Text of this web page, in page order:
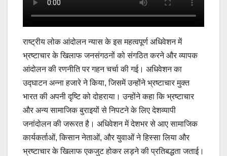
राष्ट्रीय लोक आंदोलन न्यास के इस महत्वपूर्ण अधिवेशन में
भ्रष्टाचार के खिलाफ जनसंगठनों को संगठित करने और व्यापक
आंदोलन की रणनीति पर गहन चर्चा की गई। अधिवेशन का
उद्घाटन अन्ना हजारे ने किया, जिसमें उन्होंने भ्रष्टाचार मुक्त
भारत की अपनी दृष्टि को दोहराया। उन्होंने कहा कि भ्रष्टाचार
और अन्य सामाजिक बुराइयों से निपटने के लिए देशव्यापी
जनांदोलन की जरूरत है। अधिवेशन में देशभर से आए सामाजिक
कार्यकर्ताओं, किसान नेताओं, और युवाओं ने हिस्सा लिया और
भ्रष्टाचार के खिलाफ एकजुट होकर लड़ने की प्रतिबद्धता जताई।